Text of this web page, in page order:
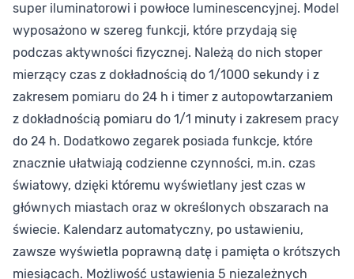
super iluminatorowi i powłoce luminescencyjnej. Model
wyposażono w szereg funkcji, które przydają się
podczas aktywności fizycznej. Należą do nich stoper
mierzący czas z dokładnością do 1/1000 sekundy i z
zakresem pomiaru do 24 h i timer z autopowtarzaniem
z dokładnością pomiaru do 1/1 minuty i zakresem pracy
do 24 h. Dodatkowo zegarek posiada funkcje, które
znacznie ułatwiają codzienne czynności, m.in. czas
światowy, dzięki któremu wyświetlany jest czas w
głównych miastach oraz w określonych obszarach na
świecie. Kalendarz automatyczny, po ustawieniu,
zawsze wyświetla poprawną datę i pamięta o krótszych
miesiącach. Możliwość ustawienia 5 niezależnych